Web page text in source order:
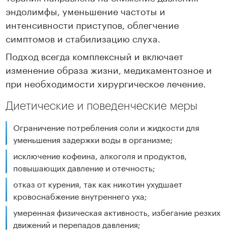
эндолимфы, уменьшение частоты и
интенсивности приступов, облегчение
симптомов и стабилизацию слуха.
Подход всегда комплексный и включает
изменение образа жизни, медикаментозное и
при необходимости хирургическое лечение.
Диетические и поведенческие меры
Ограничение потребления соли и жидкости для
уменьшения задержки воды в организме;
исключение кофеина, алкоголя и продуктов,
повышающих давление и отечность;
отказ от курения, так как никотин ухудшает
кровоснабжение внутреннего уха;
умеренная физическая активность, избегание резких
движений и перепадов давления;